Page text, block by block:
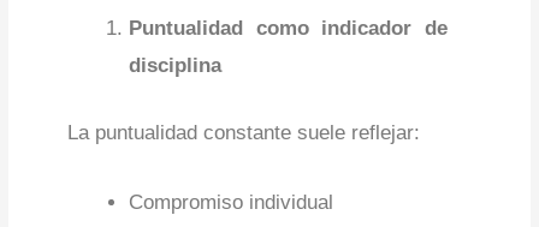
Puntualidad como indicador de
disciplina
La puntualidad constante suele reflejar:
Compromiso individual